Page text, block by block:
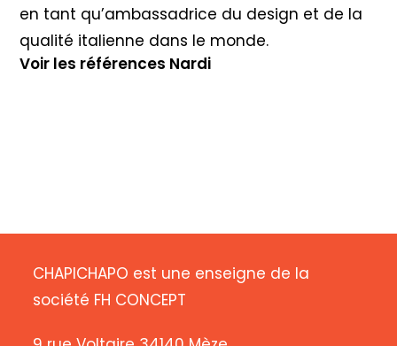
en tant qu’ambassadrice du design et de la
qualité italienne dans le monde.
Voir les références Nardi
CHAPICHAPO est une enseigne de la
société FH CONCEPT